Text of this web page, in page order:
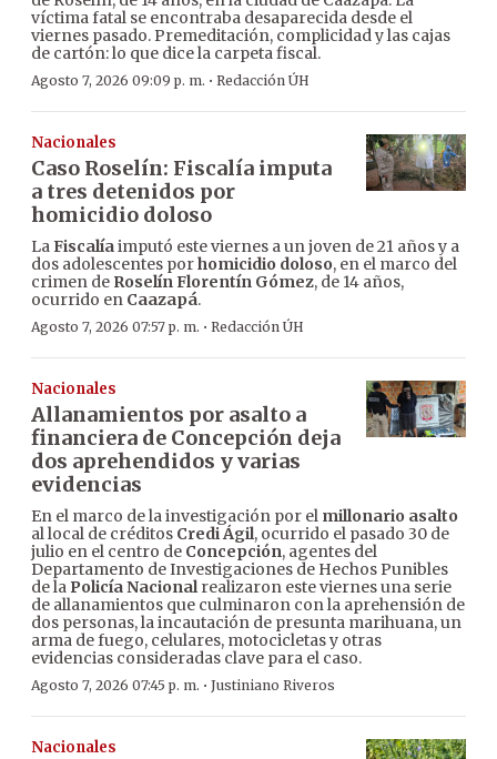
víctima fatal se encontraba desaparecida desde el
viernes pasado. Premeditación, complicidad y las cajas
de cartón: lo que dice la carpeta fiscal.
Agosto 7, 2026 09:09 p. m. · Redacción ÚH
Nacionales
Caso Roselín: Fiscalía imputa
a tres detenidos por
homicidio doloso
LaFiscalíaimputó este viernes a un joven de 21 años y a
dos adolescentes porhomicidio doloso, en el marco del
crimen de Roselín Florentín Gómez, de 14 años,
ocurrido en Caazapá.
Agosto 7, 2026 07:57 p. m. · Redacción ÚH
Nacionales
Allanamientos por asalto a
financiera de Concepción deja
dos aprehendidos y varias
evidencias
En el marco de la investigación por el millonario asalto
al local de créditos Credi Ágil, ocurrido el pasado 30 de
julio en el centro de Concepción, agentes del
Departamento de Investigaciones de Hechos Punibles
de la Policía Nacionalrealizaron este viernes una serie
de allanamientos que culminaron con la aprehensión de
dos personas, la incautación de presunta marihuana, un
arma de fuego, celulares, motocicletas y otras
evidencias consideradas clave para el caso.
Agosto 7, 2026 07:45 p. m. · Justiniano Riveros
Nacionales